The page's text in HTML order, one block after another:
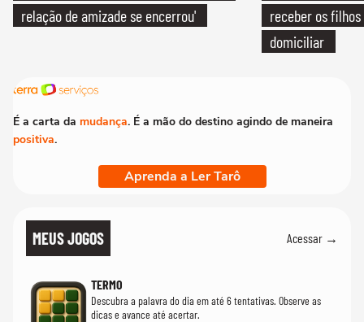
relação de amizade se encerrou'
receber os filhos
domiciliar
É a carta da mudança. É a mão do destino agindo de maneira
positiva.
Aprenda a Ler Tarô
MEUS JOGOS Acessar →
TERMO
Descubra a palavra do dia em até 6 tentativas. Observe as
dicas e avance até acertar.